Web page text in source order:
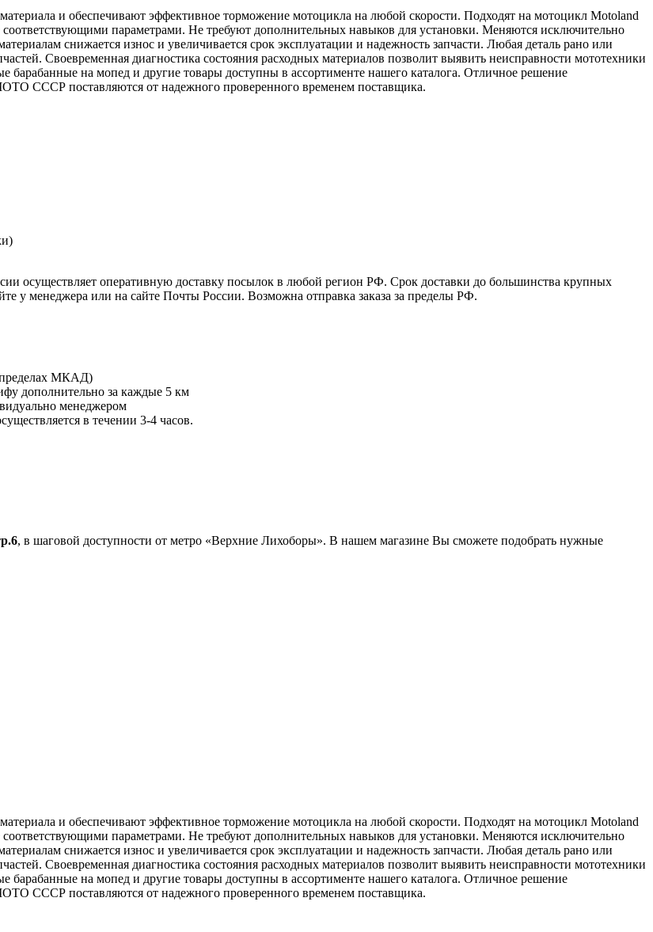
и обеспечивают эффективное торможение мотоцикла на любой скорости. Подходят на мотоцикл Motoland
параметрами. Не требуют дополнительных навыков для установки. Меняются исключительно
снижается износ и увеличивается срок эксплуатации и надежность запчасти. Любая деталь рано или
Своевременная диагностика состояния расходных материалов позволит выявить неисправности мототехники
барабанные на мопед и другие товары доступны в ассортименте нашего каталога. Отличное решение
СССР поставляются от надежного проверенного временем поставщика.
осуществляет оперативную доставку посылок в любой регион РФ. Срок доставки до большинства крупных
у менеджера или на сайте Почты России. Возможна отправка заказа за пределы РФ.
МКАД)
дополнительно за каждые 5 км
менеджером
в течении 3-4 часов.
, в шаговой доступности от метро «Верхние Лихоборы». В нашем магазине Вы сможете подобрать нужные
и обеспечивают эффективное торможение мотоцикла на любой скорости. Подходят на мотоцикл Motoland
параметрами. Не требуют дополнительных навыков для установки. Меняются исключительно
снижается износ и увеличивается срок эксплуатации и надежность запчасти. Любая деталь рано или
Своевременная диагностика состояния расходных материалов позволит выявить неисправности мототехники
барабанные на мопед и другие товары доступны в ассортименте нашего каталога. Отличное решение
СССР поставляются от надежного проверенного временем поставщика.